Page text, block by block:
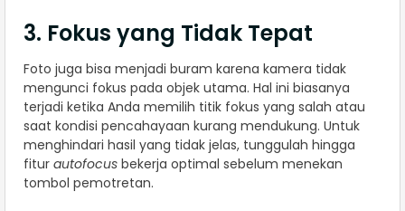
3. Fokus yang Tidak Tepat
Foto juga bisa menjadi buram karena kamera tidak
mengunci fokus pada objek utama. Hal ini biasanya
terjadi ketika Anda memilih titik fokus yang salah atau
saat kondisi pencahayaan kurang mendukung. Untuk
menghindari hasil yang tidak jelas, tunggulah hingga
fitur autofocus bekerja optimal sebelum menekan
tombol pemotretan.